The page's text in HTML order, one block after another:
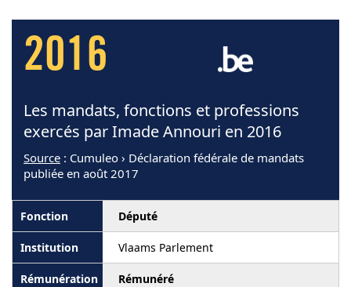
2016
Les mandats, fonctions et professions
exercés par Imade Annouri en 2016
Source : Cumuleo › Déclaration fédérale de mandats
publiée en août 2017
Député
Vlaams Parlement
Rémunéré